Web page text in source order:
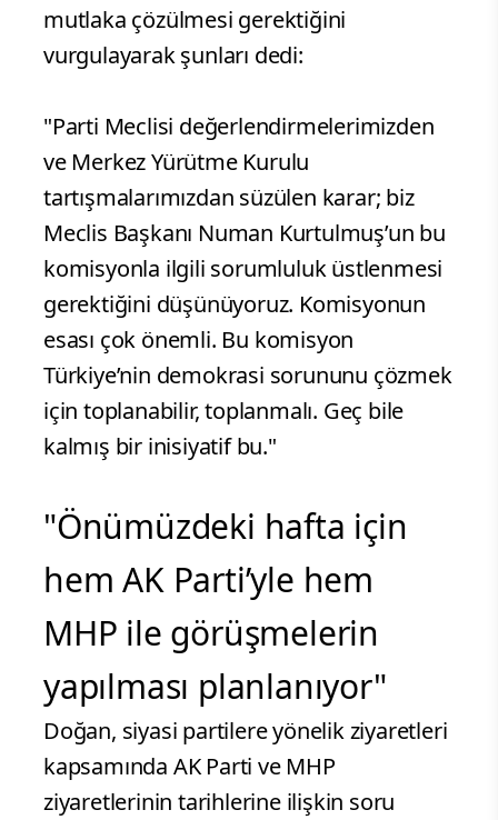
mutlaka çözülmesi gerektiğini
vurgulayarak şunları dedi:
"Parti Meclisi değerlendirmelerimizden
ve Merkez Yürütme Kurulu
tartışmalarımızdan süzülen karar; biz
Meclis Başkanı Numan Kurtulmuş’un bu
komisyonla ilgili sorumluluk üstlenmesi
gerektiğini düşünüyoruz. Komisyonun
esası çok önemli. Bu komisyon
Türkiye’nin demokrasi sorununu çözmek
için toplanabilir, toplanmalı. Geç bile
kalmış bir inisiyatif bu."
"Önümüzdeki hafta için
hem AK Parti’yle hem
MHP ile görüşmelerin
yapılması planlanıyor"
Doğan, siyasi partilere yönelik ziyaretleri
kapsamında AK Parti ve MHP
ziyaretlerinin tarihlerine ilişkin soru